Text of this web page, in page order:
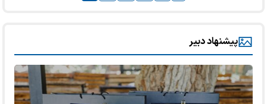
پیشنهاد دبیر